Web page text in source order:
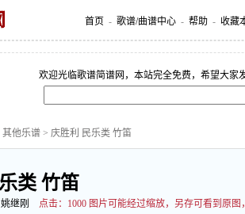
首页 - 歌谱/曲谱中心 - 帮助 - 收藏
欢迎光临歌谱简谱网，本站完全免费，希望大家
其他乐谱 > 庆胜利 民乐类 竹笛
类 竹笛
继刚 点击： 1000 图片可能经过缩放，另存可看到原